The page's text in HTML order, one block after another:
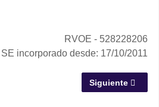
RVOE - 528228206
SE incorporado desde: 17/10/2011
en Desarrollo e Innovación
Artículo
Siguiente